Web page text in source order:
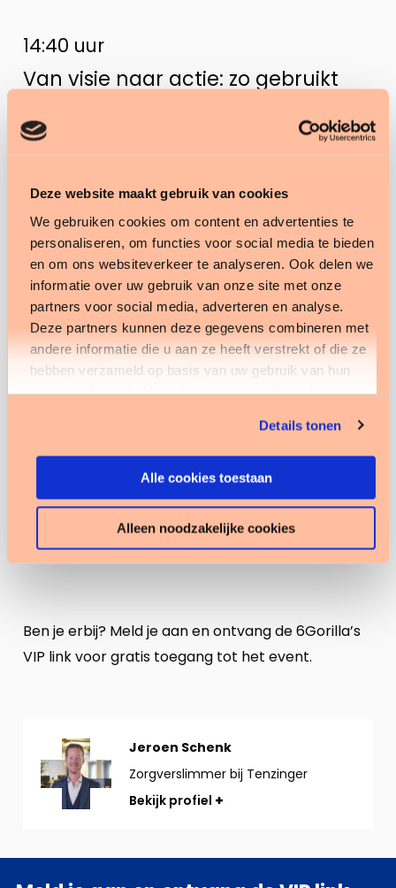
Deze website maakt gebruik van cookies
We gebruiken cookies om content en advertenties te
personaliseren, om functies voor social media te bieden
en om ons websiteverkeer te analyseren. Ook delen we
informatie over uw gebruik van onze site met onze
partners voor social media, adverteren en analyse.
Deze partners kunnen deze gegevens combineren met
andere informatie die u aan ze heeft verstrekt of die ze
hebben verzameld op basis van uw gebruik van hun
services. U gaat akkoord met onze cookies als u onze
Details tonen
Alle cookies toestaan
Alleen noodzakelijke cookies
14:40 uur
Van visie naar actie: zo gebruikt
verbeteren
Innovatie Breburg en Quintijn Aman, Business
Consultant Tenzinger
15:40 uur
Optimalisatie van de zorg binnen
het Amsterdam UMC met een
dataplatform in de cloud.
Frans ten Bookum, Infrastructure Coordinator
Andre Molenaar, Solution Engineer Snowflake
Jesse Bouwer, Healthcare Account Manager
Snowflake
Ben je erbij? Meld je aan en ontvang de 6Gorilla’s
VIP link voor gratis toegang tot het event.
Jeroen Schenk
Zorgverslimmer bij Tenzinger
profiel
Bekijk profiel